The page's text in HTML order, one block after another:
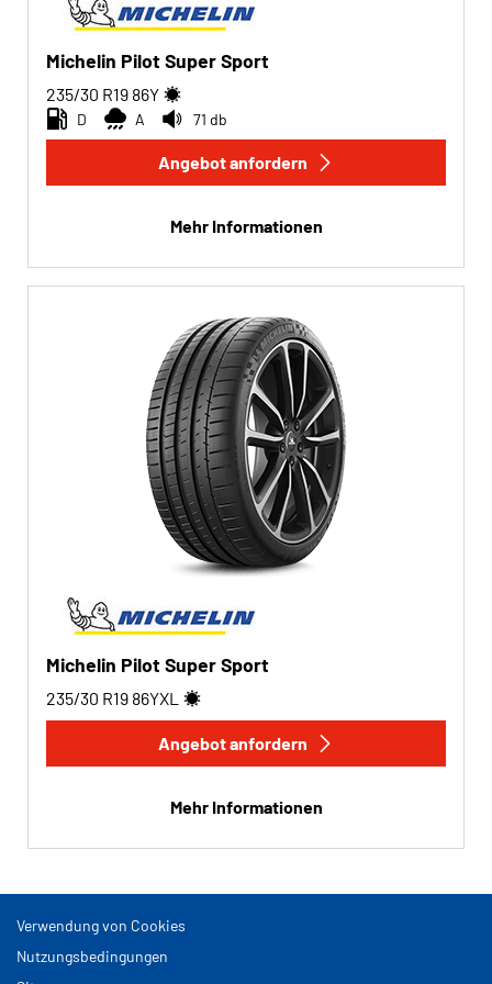
Run-flat
Run-flat (0)
Keine Run-flat (2)
Mehr Optionen
Michelin Pilot Super Sport
235/30 R19 86Y
D A 71 db
Angebot anfordern
Mehr Informationen
Michelin Pilot Super Sport
235/30 R19 86YXL
Angebot anfordern
Mehr Informationen
Verwendung von Cookies
Nutzungsbedingungen